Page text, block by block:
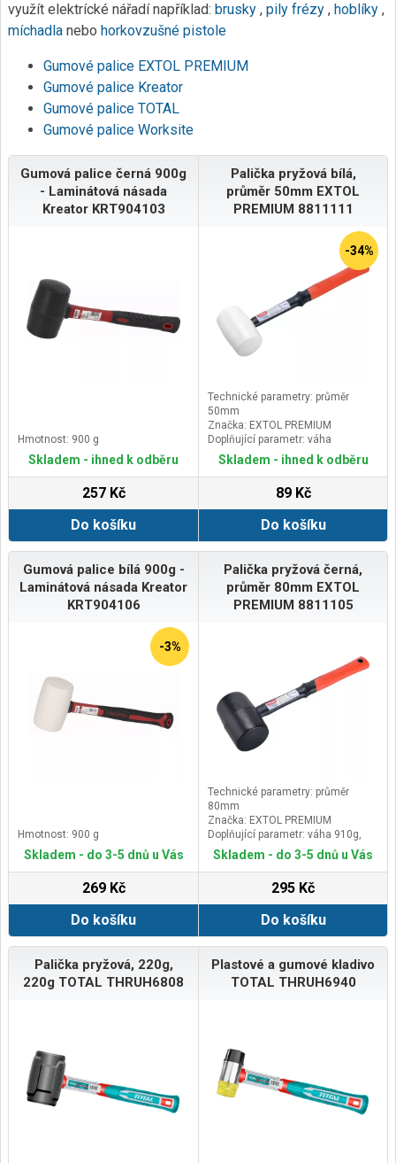
využít elektrícké nářadí například: brusky , pily frézy , hoblíky ,
míchadla nebo horkovzušné pistole
Gumové palice EXTOL PREMIUM
Gumové palice Kreator
Gumové palice TOTAL
Gumové palice Worksite
Gumová palice černá 900g
- Laminátová násada
Kreator KRT904103
Hmotnost: 900 g
Skladem - ihned k odběru
257 Kč
Do košíku
Palička pryžová bílá,
průměr 50mm EXTOL
PREMIUM 8811111
-34%
Technické parametry: průměr
50mm
Značka: EXTOL PREMIUM
Doplňující parametr: váha
280g,sklolaminátová násada s
pryžovou rukojetí o celkové délce
285mm, 8OZ
Skladem - ihned k odběru
89 Kč
Do košíku
Gumová palice bílá 900g -
Laminátová násada Kreator
KRT904106
-3%
Hmotnost: 900 g
Skladem - do 3-5 dnů u Vás
269 Kč
Do košíku
Palička pryžová černá,
průměr 80mm EXTOL
PREMIUM 8811105
Technické parametry: průměr
80mm
Značka: EXTOL PREMIUM
Doplňující parametr: váha 910g,
sklolaminátová násada s pryžovou
rukojetí o celkové délce 387mm,
Skladem - do 3-5 dnů u Vás
295 Kč
Do košíku
Palička pryžová, 220g,
220g TOTAL THRUH6808
Plastové a gumové kladivo
TOTAL THRUH6940